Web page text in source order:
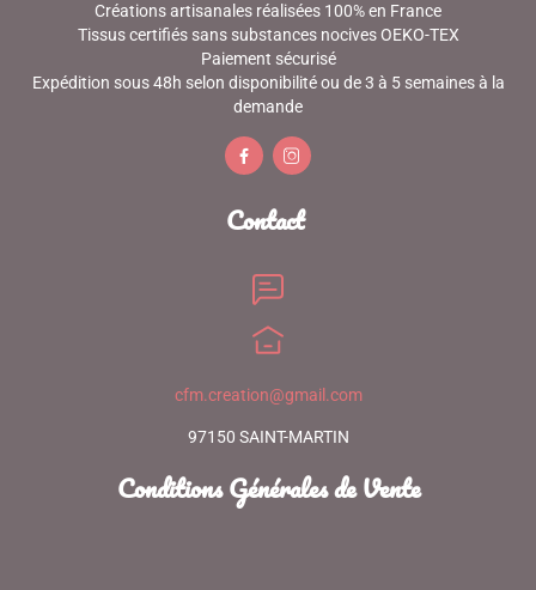
Créations artisanales réalisées 100% en France
Tissus certifiés sans substances nocives OEKO-TEX
Paiement sécurisé
Expédition sous 48h selon disponibilité ou de 3 à 5 semaines à la
demande
 
Contact
cfm.creation@gmail.com
97150 SAINT-MARTIN
Conditions Générales de Vente